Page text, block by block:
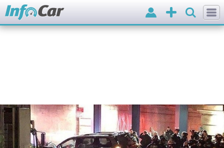
Додати
оголошення
Вхід